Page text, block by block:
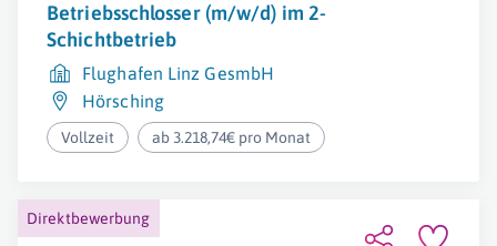
Betriebsschlosser (m/w/d) im 2-
Schichtbetrieb
Flughafen Linz GesmbH
Hörsching
Vollzeit ab 3.218,74€ pro Monat
Direktbewerbung